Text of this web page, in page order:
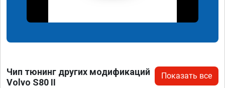
Чип тюнинг других модификаций
Volvo S80 II
Показать все